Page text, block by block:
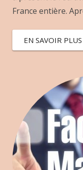
France entière.
EN SAVOIR PLUS